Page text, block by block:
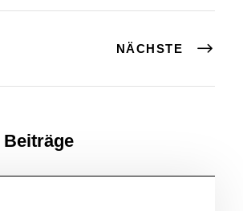
NÄCHSTE
Beiträge